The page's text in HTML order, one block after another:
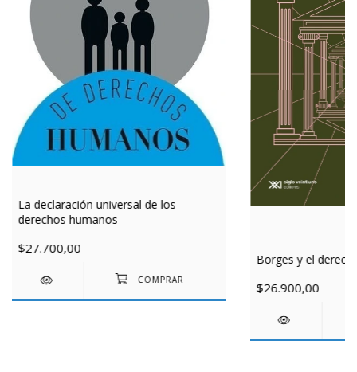
La declaración universal de los
derechos humanos
$27.700,00
Borges y el
$26.900,00